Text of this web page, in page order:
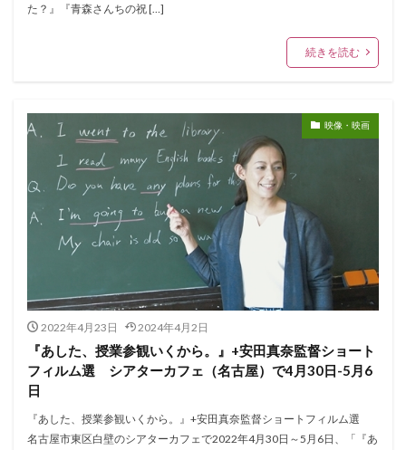
た？』『青森さんちの祝 […]
続きを読む
映像・映画
2022年4月23日 2024年4月2日
『あした、授業参観いくから。』+安田真奈監督ショート
フィルム選 シアターカフェ（名古屋）で4月30日-5月6
日
『あした、授業参観いくから。』+安田真奈監督ショートフィルム選
名古屋市東区白壁のシアターカフェで2022年4月30日～5月6日、「『あ